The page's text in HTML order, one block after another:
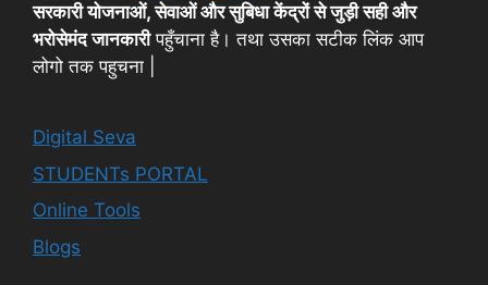
सरकारी योजनाओं, सेवाओं और सुबिधा केंद्रों से जुड़ी सही और
भरोसेमंद जानकारीपहुँचाना है। तथा उसका सटीक लिंक आप
लोगो तक पहुचना |
Digital Seva
STUDENTs PORTAL
Online Tools
Blogs